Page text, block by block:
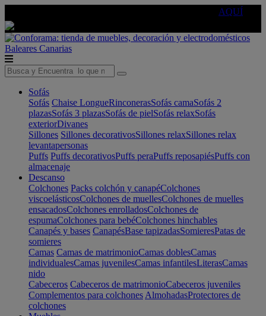
AQUÍ
Baleares Canarias
Sofás
Sofás Chaise LongueRinconerasSofás camaSofás 2
plazasSofás 3 plazasSofás de pielSofás relaxSofás
exteriorDivanes
Sillones Sillones decorativosSillones relaxSillones relax
levantapersonas
Puffs Puffs decorativosPuffs peraPuffs reposapiésPuffs con
almacenaje
Descanso
Colchones Packs colchón y canapéColchones
viscoelásticosColchones de muellesColchones de muelles
ensacadosColchones enrolladosColchones de
espumaColchones para bebéColchones hinchables
Canapés y bases CanapésBase tapizadasSomieresPatas de
somieres
Camas Camas de matrimonioCamas doblesCamas
individualesCamas juvenilesCamas infantilesLiterasCamas
nido
Cabeceros Cabeceros de matrimonioCabeceros juveniles
Complementos para colchones AlmohadasProtectores de
colchones